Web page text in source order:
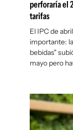
perforaría el
tarifas
El IPC de
importante:
bebidas"
mayo pero